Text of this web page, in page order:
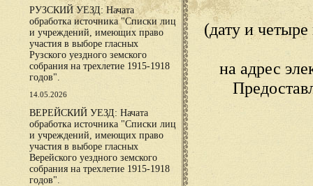
РУЗСКИЙ УЕЗД: Начата
обработка источника "Списки лиц
и учреждений, имеющих право
участия в выборе гласных
Рузского уездного земского
собрания на трехлетие 1915-1918
годов".
14.05.2026
ВЕРЕЙСКИЙ УЕЗД: Начата
обработка источника "Списки лиц
и учреждений, имеющих право
участия в выборе гласных
Верейского уездного земского
собрания на трехлетие 1915-1918
годов".
(дату и
на адрес